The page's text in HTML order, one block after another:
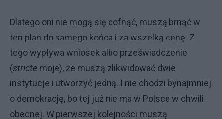
Dlatego oni nie mogą się cofnąć, muszą brnąć w
ten plan do samego końca i za wszelką cenę. Z
tego wypływa wniosek albo przeświadczenie
(stricte moje), że muszą zlikwidować dwie
instytucje i utworzyć jedną. I nie chodzi bynajmniej
o demokrację, bo tej już nie ma w Polsce w chwili
obecnej. W pierwszej kolejności muszą